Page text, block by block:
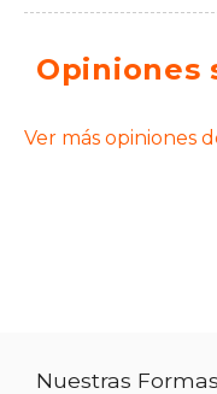
Opiniones
Ver más opiniones
Nuestras